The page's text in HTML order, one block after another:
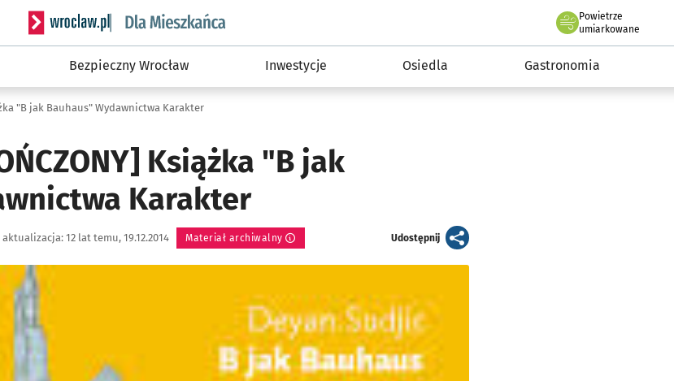
Serwis informacyjny wroclaw.pl podserwis: Dla mieszkańca
Powietrze
we Wrocławiu
umiarkowane
Bezpieczny Wrocław Inwestycje Osiedla Gastronomia
"B jak Bauhaus" Wydawnictwa Karakter
Książka "B jak
Karakter
aktualizacja: 12 lat temu, 19.12.2014 Materiał archiwalny Udostępnijartykuł